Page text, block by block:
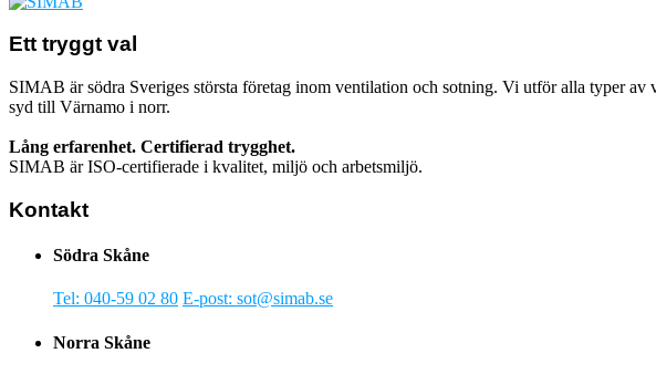
Ett tryggt val
SIMAB är södra Sveriges största företag inom ventilation och sotning. Vi utför alla typer
syd till Värnamo i norr.
Lång erfarenhet. Certifierad trygghet.
SIMAB är ISO-certifierade i kvalitet, miljö och arbetsmiljö.
Kontakt
Södra Skåne
Tel: 040-59 02 80 E-post: sot@simab.se
Norra Skåne